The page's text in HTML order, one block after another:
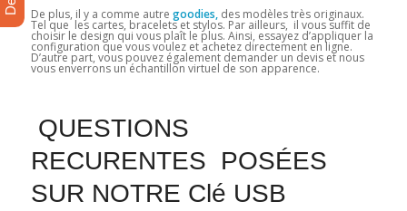
De plus, il y a comme autre goodies, des modèles très originaux.
Tel que les cartes, bracelets et stylos. Par ailleurs, il vous suffit de
choisir le design qui vous plaît le plus. Ainsi, essayez d’appliquer la
configuration que vous voulez et achetez directement en ligne.
D’autre part, vous pouvez également demander un devis et nous
vous enverrons un échantillon virtuel de son apparence.
QUESTIONS
RECURENTES POSÉES
SUR NOTRE Clé USB